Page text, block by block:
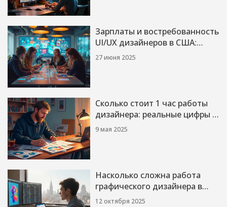
Зарплаты и востребованность
UI/UX дизайнеров в США:
сколько реально
27 июня 2025
Сколько стоит 1 час работы
дизайнера: реальные цифры и
факторы
9 мая 2025
Насколько сложна работа
графического дизайнера в
2025 году?
12 октября 2025